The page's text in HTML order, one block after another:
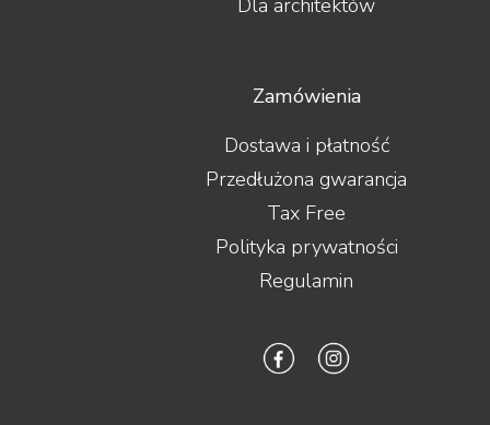
Zamówienia
Dostawa i płatność
Przedłużona gwarancja
Tax Free
Polityka prywatności
Regulamin